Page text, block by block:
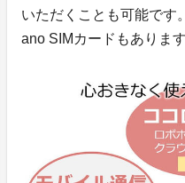
いただくことも可能です
ano SIMカードもあります